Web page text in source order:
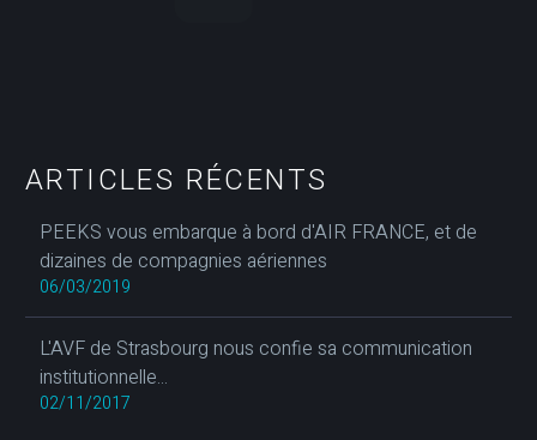
ARTICLES RÉCENTS
PEEKS vous embarque à bord d'AIR FRANCE, et de
dizaines de compagnies aériennes
06/03/2019
L'AVF de Strasbourg nous confie sa communication
institutionnelle...
02/11/2017